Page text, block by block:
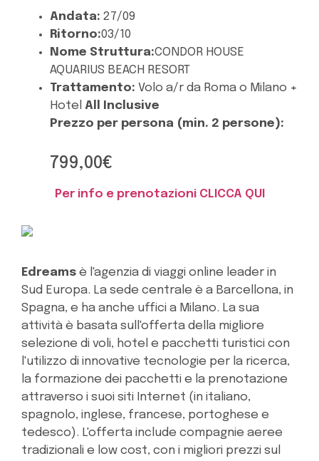
Andata: 27/09
Ritorno:03/10
Nome Struttura:CONDOR HOUSE
AQUARIUS BEACH RESORT
Trattamento: Volo a/r da Roma o Milano +
Hotel All Inclusive
Prezzo per persona (min. 2 persone):
799,00€
Per info e prenotazioni CLICCA QUI
Edreams è l'agenzia di viaggi online leader in
Sud Europa. La sede centrale è a Barcellona, in
Spagna, e ha anche uffici a Milano. La sua
attività è basata sull'offerta della migliore
selezione di voli, hotel e pacchetti turistici con
l'utilizzo di innovative tecnologie per la ricerca,
la formazione dei pacchetti e la prenotazione
attraverso i suoi siti Internet (in italiano,
spagnolo, inglese, francese, portoghese e
tedesco). L'offerta include compagnie aeree
tradizionali e low cost, con i migliori prezzi sul